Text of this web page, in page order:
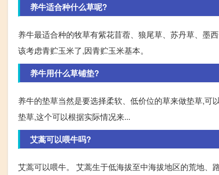
养牛适合种什么草呢?
养牛最适合种的牧草有紫花苜蓿、狼尾草、苏丹草、墨
该考虑青贮玉米了,因青贮玉米基本。
养牛用什么草铺垫?
养牛的垫草当然是要选择柔软、低价位的草来做垫草,
垫草,这个可以根据实际情况来...
艾蒿可以喂牛吗?
艾蒿可以喂牛。 艾蒿生于低海拔至中海拔地区的荒地